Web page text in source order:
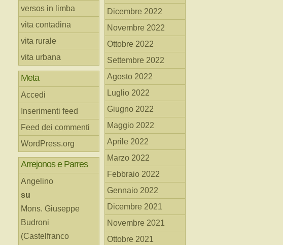
versos in limba
vita contadina
vita rurale
vita urbana
Meta
Accedi
Inserimenti feed
Feed dei commenti
WordPress.org
Arrejonos e Parres
Angelino
su
Mons. Giuseppe
Budroni
(Castelfranco
Dicembre 2022
Novembre 2022
Ottobre 2022
Settembre 2022
Agosto 2022
Luglio 2022
Giugno 2022
Maggio 2022
Aprile 2022
Marzo 2022
Febbraio 2022
Gennaio 2022
Dicembre 2021
Novembre 2021
Ottobre 2021